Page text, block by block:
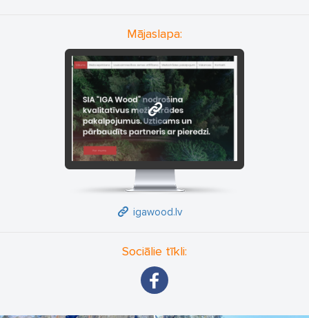
Harvestera pakalpojumus – kokmateriālu sagatavošana un
zāģēšana.
Zāģeru brigāde – krūmu un pamežu zāģēšana.
Forvardera pakalpojumi – kokmateriālu izvešana.
Treilera & kravu pārvadājumi – transportēšana uz klienta vietu.
Ekskavatora pakalpojumi – zaru kniebšana, līdzināšana un grāvju
rakšana.
Meža iepirkšana – cirsmas, aizaugušas zemes un izstrādes
tiesību iepirkšana.
Kāpēc izvēlēties "IGA Wood"
Mēs piedāvājam pilnu servisu sākot no sagatavošanās darbiem
līdz teritorijas sakopšanai pēc mežizstrādes. Ar modernu
efektīvu un drošu darbu izpildi laikā. Mūsu pieeja balstās uz
augstiem kvalitātes standartiem, klientu vēlmju izpildi un
ilgtspējīgu resursu izmantošanu.
Mājaslapa:
igawood.lv
igawood.lv
Sociālie tīkli: